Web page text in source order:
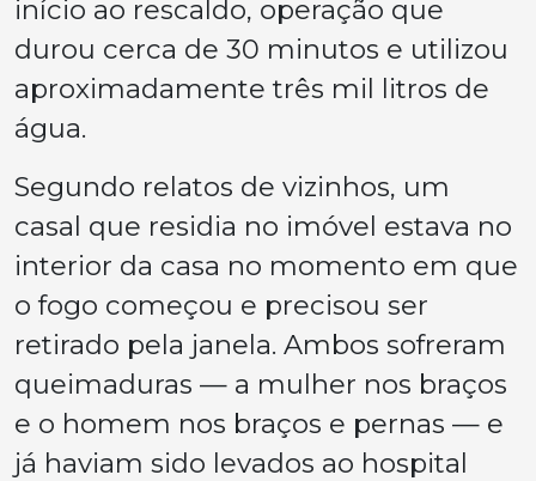
início ao rescaldo, operação que
durou cerca de 30 minutos e utilizou
aproximadamente três mil litros de
água.
Segundo relatos de vizinhos, um
casal que residia no imóvel estava no
interior da casa no momento em que
o fogo começou e precisou ser
retirado pela janela. Ambos sofreram
queimaduras — a mulher nos braços
e o homem nos braços e pernas — e
já haviam sido levados ao hospital